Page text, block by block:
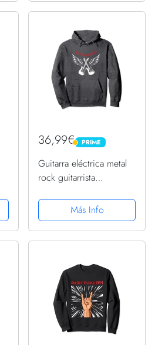
36,99€ PRIME
PRIME
Guitarra eléctrica metal
rock guitarrista
Sudadera con Capucha
Más Info